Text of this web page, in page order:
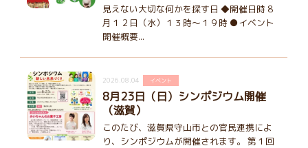
見えない大切な何かを探す日 ◆開催日時 8
月１２日（水）１３時～１９時 ●イベント
開催概要...
2026.08.04 イベント
8月23日（日）シンポジウム開催
（滋賀）
このたび、滋賀県守山市との官民連携によ
り、シンポジウムが開催されます。 第１回